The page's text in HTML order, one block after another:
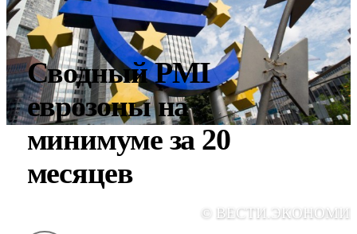
Сводный PMI
еврозоны на
минимуме за 20
месяцев
©